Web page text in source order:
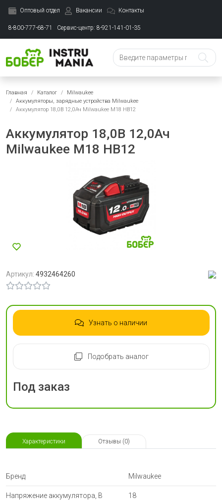
Оптовый отдел Вакансии Контакты
8-800-777-68-71 Сервис-центр: 8-921-141-01-35
Главная Каталог
Milwaukee
Аккумуляторы, зарядные устройства Milwaukee
Аккумулятор 18,0В 12,0Ач Milwaukee M18 HB12
Аккумулятор 18,0В 12,0Ач
Milwaukee M18 HB12
Артикул: 4932464260
Узнать о наличии
Подобрать аналог
Под заказ
Характеристики Отзывы (0)
Бренд Milwaukee
Напряжение аккумулятора, В 18